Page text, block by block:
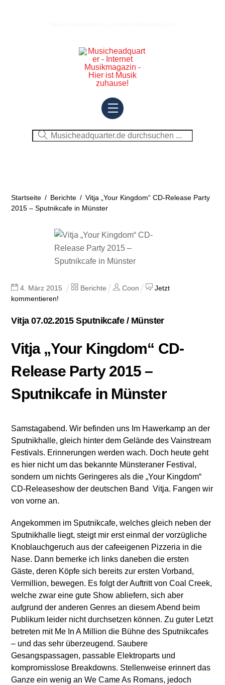
Menu
Startseite / Berichte / Vitja „Your Kingdom“ CD-Release Party
2015 – Sputnikcafe in Münster
4 März 2015 Berichte Coon
Jetzt
kommentieren!
Vitja 07.02.2015 Sputnikcafe / Münster
Vitja „Your Kingdom“ CD-
Release Party 2015 –
Sputnikcafe in Münster
Samstagabend. Wir befinden uns Im Hawerkamp an der
Sputnikhalle, gleich hinter dem Gelände des Vainstream
Festivals. Erinnerungen werden wach. Doch heute geht
es hier nicht um das bekannte Münsteraner Festival,
sondern um nichts Geringeres als die „Your Kingdom“
CD-Releaseshow der deutschen Band Vitja. Fangen wir
von vorne an.
Angekommen im Sputnikcafe, welches gleich neben der
Sputnikhalle liegt, steigt mir erst einmal der vorzügliche
Knoblauchgeruch aus der cafeeigenen Pizzeria in die
Nase. Dann bemerke ich links daneben die ersten
Gäste, deren Köpfe sich bereits zur ersten Vorband,
Vermillion, bewegen. Es folgt der Auftritt von Coal Creek,
welche zwar eine gute Show abliefern, sich aber
aufgrund der anderen Genres an diesem Abend beim
Publikum leider nicht durchsetzen können. Zu guter Letzt
betreten mit Me In A Million die Bühne des Sputnikcafes
– und das sehr überzeugend. Saubere
Gesangspassagen, passable Elektroparts und
kompromisslose Breakdowns. Stellenweise erinnert das
Ganze ein wenig an We Came As Romans, jedoch